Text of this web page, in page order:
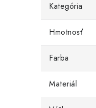
Kategória
Hmotnosť
Farba
Materiál